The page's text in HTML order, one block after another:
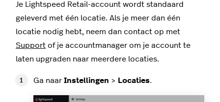
Je Lightspeed Retail-account wordt standaard
geleverd met één locatie. Als je meer dan één
locatie nodig hebt, neem dan contact op met
Support of je accountmanager om je account te
laten upgraden naar meerdere locaties.
Ga naar Instellingen > Locaties.